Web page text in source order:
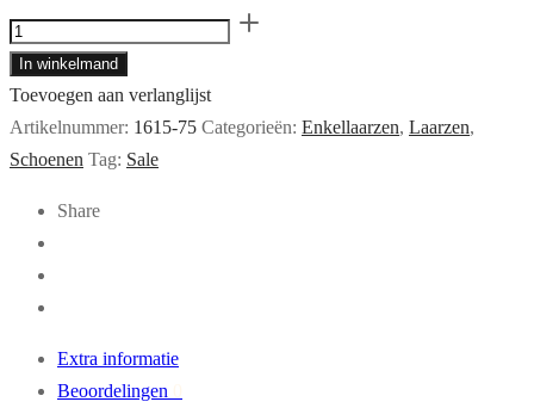
In winkelmand
Toevoegen aan verlanglijst
Artikelnummer: 1615-75 Categorieën: Enkellaarzen, Laarzen,
Schoenen Tag: Sale
Share
Extra informatie
Beoordelingen